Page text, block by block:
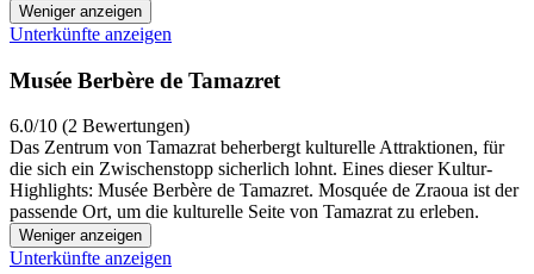
Weniger anzeigen
Unterkünfte anzeigen
Musée Berbère de Tamazret
6.0/10 (2 Bewertungen)
Das Zentrum von Tamazrat beherbergt kulturelle Attraktionen, für
die sich ein Zwischenstopp sicherlich lohnt. Eines dieser Kultur-
Highlights: Musée Berbère de Tamazret. Mosquée de Zraoua ist der
passende Ort, um die kulturelle Seite von Tamazrat zu erleben.
Weniger anzeigen
Unterkünfte anzeigen